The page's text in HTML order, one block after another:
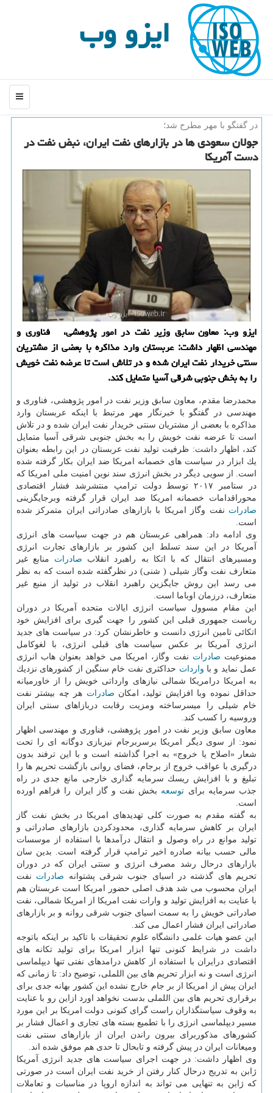
ایزو وب
منو
در گفتگو با مهر مطرح شد؛
جولان سعودی ها در بازارهای نفت ایران، نبض نفت در
دست آمریكا
ایزو وب: معاون سابق وزیر نفت در امور پژوهشی، فناوری و
مهندسی اظهار داشت: عربستان وارد مذاكره با بعضی از مشتریان
سنتی خریدار نفت ایران شده و در تلاش است تا عرضه نفت خویش
را به بخش جنوبی شرقی آسیا متمایل كند.
محمدرضا مقدم، معاون سابق وزیر نفت در امور پژوهشی، فناوری و
مهندسی در گفتگو با خبرنگار مهر مرتبط با اینكه عربستان وارد
مذاكره با بعضی از مشتریان سنتی خریدار نفت ایران شده و در تلاش
است تا عرضه نفت خویش را به بخش جنوبی شرقی آسیا متمایل
كند، اظهار داشت: ظرفیت تولید نفت عربستان در این رابطه بعنوان
یك ابزار در سیاست های خصمانه امریكا ضد ایران بكار گرفته شده
است. از سویی دیگر در بخش انرژی سند نوین امنیت ملی امریكا كه
در ستامبر ۲۰۱۷ توسط دولت ترامپ منتشرشد فشار اقتصادی
محوراقدامات خصمانه امریكا ضد ایران قرار گرفته وبرجایگزینی
صادرات نفت وگاز امریكا با بازارهای صادراتی ایران متمركز شده
است.
وی ادامه داد: همراهی عربستان هم در جهت سیاست های انرژی
آمریكا در این سند تسلط این كشور بر بازارهای تجارت انرژی
ومسیرهای انتقال كه با اتكا به راهبرد انقلاب صادرات منابع غیر
متعارف نفت وگاز شیلی ( شنی) در نظرگفته شده است كه به نظر
می رسد این روش جایگزین راهبرد انقلاب در تولید از منبع غیر
متعارف، درزمان اوباما است.
این مقام مسوول سیاست انرژی ایالات متحده آمریكا در دوران
ریاست جمهوری قبلی این كشور را جهت گیری برای افزایش خود
اتكائی تامین انرژی دانست و خاطرنشان كرد: در سیاست های جدید
انرژی آمریكا بر عكس سیاست های قبلی انرژی، با لغوكامل
ممنوعیت صادرات نفت وگاز، امریكا می خواهد بعنوان هاب انرژی
عمل نماید و با واردات حداكثری نفت خام سنگین از كشورهای نزدیك
به امریكا درامریكا شمالی نیازهای وارداتی خویش را از خاورمیانه
حداقل نموده وبا افزایش تولید، امكان صادرات هر چه بیشتر نفت
خام شیلی را میسرساخته ومزیت رقابت دربازاهای سنتی ایران
وروسیه را كسب كند.
معاون سابق وزیر نفت در امور پژوهشی، فناوری و مهندسی اظهار
نمود: از سوی دیگر امریكا برسربرجام نیزبازی دوگانه ای را تحت
شعار «اصلاح یا خروج» به اجرا گذاشته است و با این ترفند بدون
درگیری با عواقب خروج از برجام، فضای روانی بازگشت تحریم ها را
تبلیغ و با افزایش ریسك سرمایه گذاری خارجی مانع جدی در راه
جذب سرمایه برای توسعه بخش نفت و گاز ایران را فراهم اورده
است.
به گفته مقدم به صورت كلی تهدیدهای امریكا در بخش نفت گاز
ایران بر كاهش سرمایه گذاری، محدودكردن بازارهای صادراتی و
تولید موانع در راه وصول و انتقال درآمدها با استفاده از موسسات
مالی حسب بیانه صادره اخیر ترامپ قرار گرفته است. بدین سان
بازارهای درحال رشد مصرف انرژی و سنتی ایران كه در دوران
تحریم های گذشته در اسیای جنوب شرقی پشتوانه صادرات نفت
ایران محسوب می شد هدف اصلی حضور امریكا است عربستان هم
با عنایت به افزایش تولید و وارات نفت امریكا از امریكا شمالی، نفت
صادراتی خویش را به سمت اسیای جنوب شرقی روانه و بر بازارهای
صادراتی ایران فشار اعمال می كند.
این عضو هیات علمی دانشگاه علوم تحقیقات با تاكید بر اینكه باتوجه
داشت در شرایط كنونی تنها ابزار امریكا برای تولید تكانه های
اقتصادی درایران با استفاده از كاهش درامدهای نفتی تنها دیپلماسی
انرژی است و نه ابزار تحریم های بین اللملی، توضیح داد: تا زمانی كه
ایران پیش از امریكا از بر جام خارج نشده این كشور بهانه جدی برای
برقراری تحریم های بین اللملی بدست نخواهد اورد ازاین رو با عنایت
به وقوف سیاستگذاران راست گرای كنونی دولت امریكا بر این مورد
مسیر دیپلماسی انرژی را با تطمیع بسته های تجاری و اعمال فشار بر
كشورهای مذكوربرای بیرون راندن ایران از بازارهای سنتی نفت
ومیعانات ایران در پیش گرفته و تابحال تا حدی هم موفق شده اند.
وی اظهار داشت: در جهت اجرای سیاست های جدید انرژی آمریكا
ژابن به تدریج درحال كنار رفتن از خرید نفت ایران است در صورتی
كه ژابن به تنهایی می تواند به اندازه اروپا در مناسبات و تعاملات